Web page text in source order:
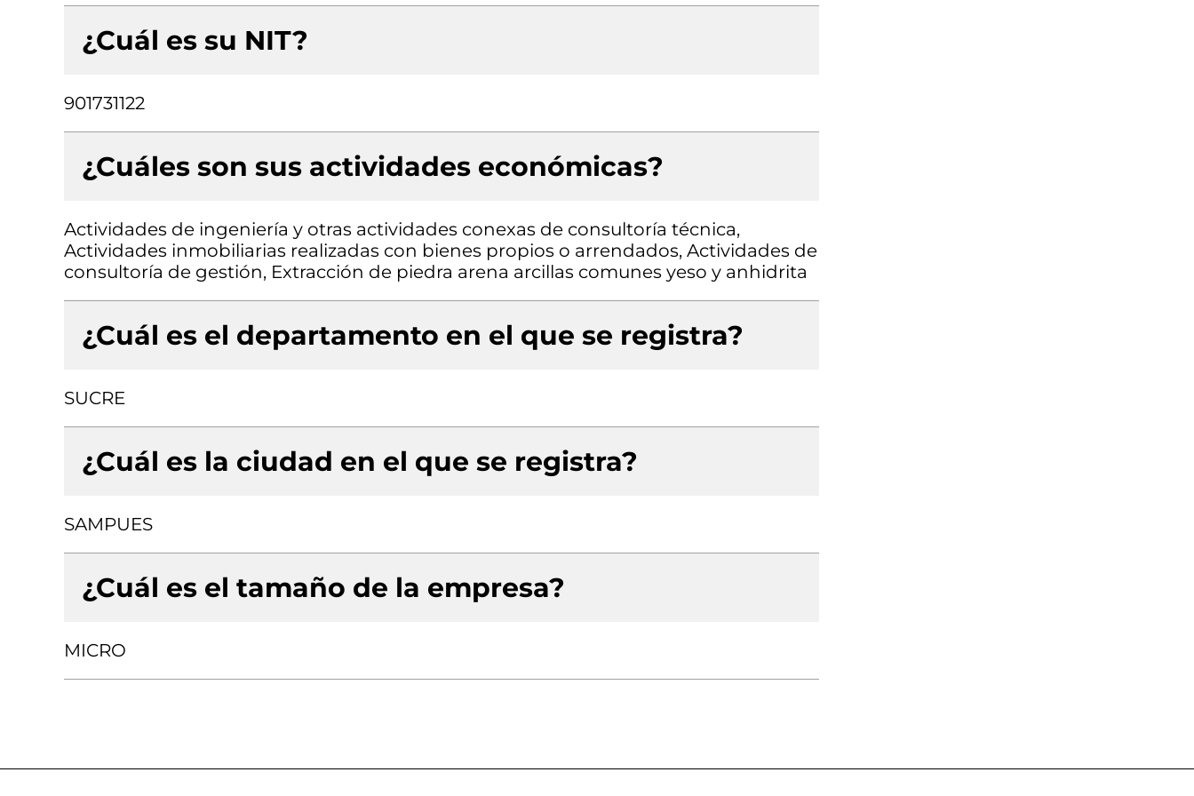
¿Cuál es su NIT?
901731122
¿Cuáles son sus actividades económicas?
Actividades de ingeniería y otras actividades conexas de consultoría técnica,
Actividades inmobiliarias realizadas con bienes propios o arrendados, Actividades de
consultoría de gestión, Extracción de piedra arena arcillas comunes yeso y anhidrita
¿Cuál es el departamento en el que se registra?
SUCRE
¿Cuál es la ciudad en el que se registra?
SAMPUES
¿Cuál es el tamaño de la empresa?
MICRO